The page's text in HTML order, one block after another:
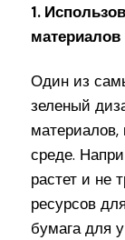
1.
материалов
Один из
зеленый
среде.
растет и не
ресурсов
бумага для